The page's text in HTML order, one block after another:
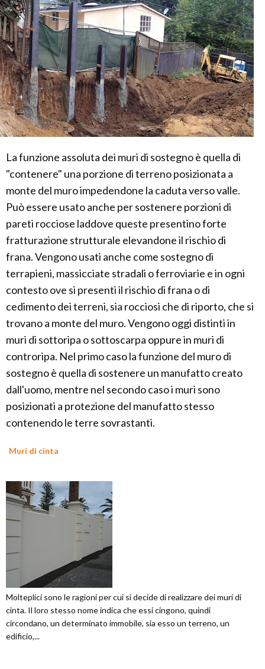
La funzione assoluta dei muri di sostegno è quella di
"contenere" una porzione di terreno posizionata a
monte del muro impedendone la caduta verso valle.
Può essere usato anche per sostenere porzioni di
pareti rocciose laddove queste presentino forte
fratturazione strutturale elevandone il rischio di
frana. Vengono usati anche come sostegno di
terrapieni, massicciate stradali o ferroviarie e in ogni
contesto ove si presenti il rischio di frana o di
cedimento dei terreni, sia rocciosi che di riporto, che si
trovano a monte del muro. Vengono oggi distinti in
muri di sottoripa o sottoscarpa oppure in muri di
controripa. Nel primo caso la funzione del muro di
sostegno è quella di sostenere un manufatto creato
dall'uomo, mentre nel secondo caso i muri sono
posizionati a protezione del manufatto stesso
contenendo le terre sovrastanti.
Muri di cinta
Molteplici sono le ragioni per cui si decide di realizzare dei muri di
cinta. Il loro stesso nome indica che essi cingono, quindi
circondano, un determinato immobile, sia esso un terreno, un
edificio,...